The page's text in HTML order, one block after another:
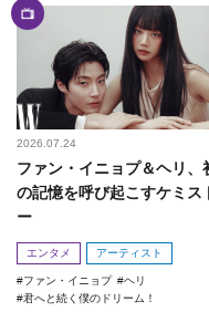
2026.07.24
ファン・イニョプ＆ヘリ、
の記憶を呼び起こすケミス
ー
エンタメ アーティスト
ファン・イニョプ
ヘリ
君へと続く僕のドリーム！